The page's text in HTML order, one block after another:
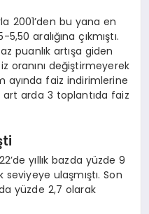
2001’den bu yana en
aralığına çıkmıştı.
puanlık artışa giden
oranını değiştirmeyerek
ayında faiz indirimlerine
arda 3 toplantıda faiz
yıllık bazda yüzde 9
seviyeye ulaşmıştı. Son
yüzde 2,7 olarak